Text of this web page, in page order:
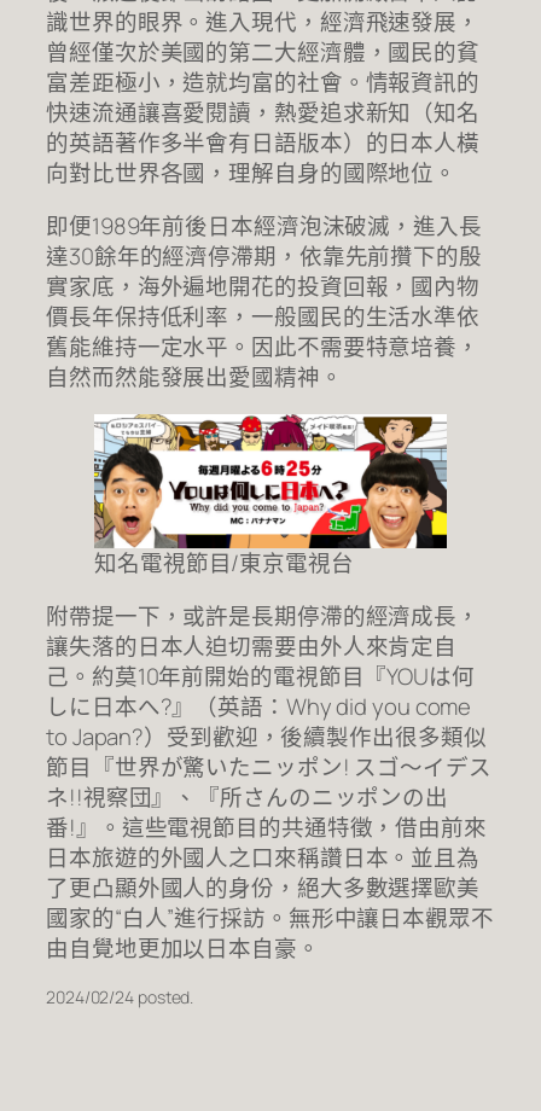
識世界的眼界。進入現代，經濟飛速發展，
曾經僅次於美國的第二大經濟體，國民的貧
富差距極小，造就均富的社會。情報資訊的
快速流通讓喜愛閱讀，熱愛追求新知（知名
的英語著作多半會有日語版本）的日本人橫
向對比世界各國，理解自身的國際地位。
即便1989年前後日本經濟泡沫破滅，進入長
達30餘年的經濟停滯期，依靠先前攢下的殷
實家底，海外遍地開花的投資回報，國內物
價長年保持低利率，一般國民的生活水準依
舊能維持一定水平。因此不需要特意培養，
自然而然能發展出愛國精神。
知名電視節目/東京電視台
附帶提一下，或許是長期停滯的經濟成長，
讓失落的日本人迫切需要由外人來肯定自
己。約莫10年前開始的電視節目『YOUは何
しに日本へ?』（英語：Why did you come
to Japan?）受到歡迎，後續製作出很多類似
節目『世界が驚いたニッポン! スゴ〜イデス
ネ!!視察団』、『所さんのニッポンの出
番!』。這些電視節目的共通特徵，借由前來
日本旅遊的外國人之口來稱讚日本。並且為
了更凸顯外國人的身份，絕大多數選擇歐美
國家的“白人”進行採訪。無形中讓日本觀眾不
由自覺地更加以日本自豪。
2024/02/24 posted.